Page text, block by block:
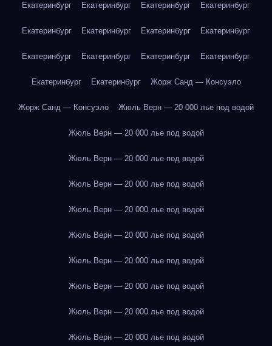
Екатеринбург Екатеринбург Екатеринбург Екатеринбург
Екатеринбург Екатеринбург Екатеринбург Екатеринбург
Екатеринбург Екатеринбург Екатеринбург Екатеринбург
Екатеринбург Екатеринбург Жорж Санд — Консуэло
Жорж Санд — Консуэло Жюль Верн — 20 000 лье под водой
Жюль Верн — 20 000 лье под водой
Жюль Верн — 20 000 лье под водой
Жюль Верн — 20 000 лье под водой
Жюль Верн — 20 000 лье под водой
Жюль Верн — 20 000 лье под водой
Жюль Верн — 20 000 лье под водой
Жюль Верн — 20 000 лье под водой
Жюль Верн — 20 000 лье под водой
Жюль Верн — 20 000 лье под водой